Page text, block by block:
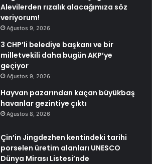
Alevilerden rızalık alacağımıza söz
veriyorum!
Ağustos 9, 2026
3 CHP’li belediye başkanı ve bir
milletvekili daha bugün AKP’ye
geçiyor
Ağustos 9, 2026
Hayvan pazarından kaçan büyükbaş
havanlar gezintiye çıktı
Ağustos 8, 2026
Çin’in Jingdezhen kentindeki tarihi
porselen üretim alanları UNESCO
Dünya Mirası Listesi’nde